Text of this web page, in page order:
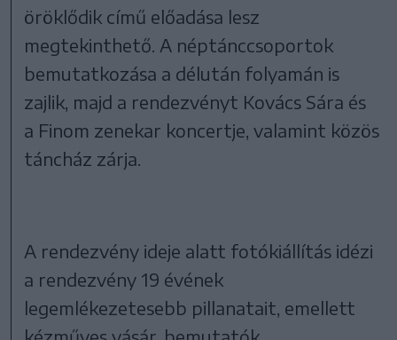
öröklődik című előadása lesz
megtekinthető. A néptánccsoportok
bemutatkozása a délután folyamán is
zajlik, majd a rendezvényt Kovács Sára és
a Finom zenekar koncertje, valamint közös
táncház zárja.
A rendezvény ideje alatt fotókiállítás idézi
a rendezvény 19 évének
legemlékezetesebb pillanatait, emellett